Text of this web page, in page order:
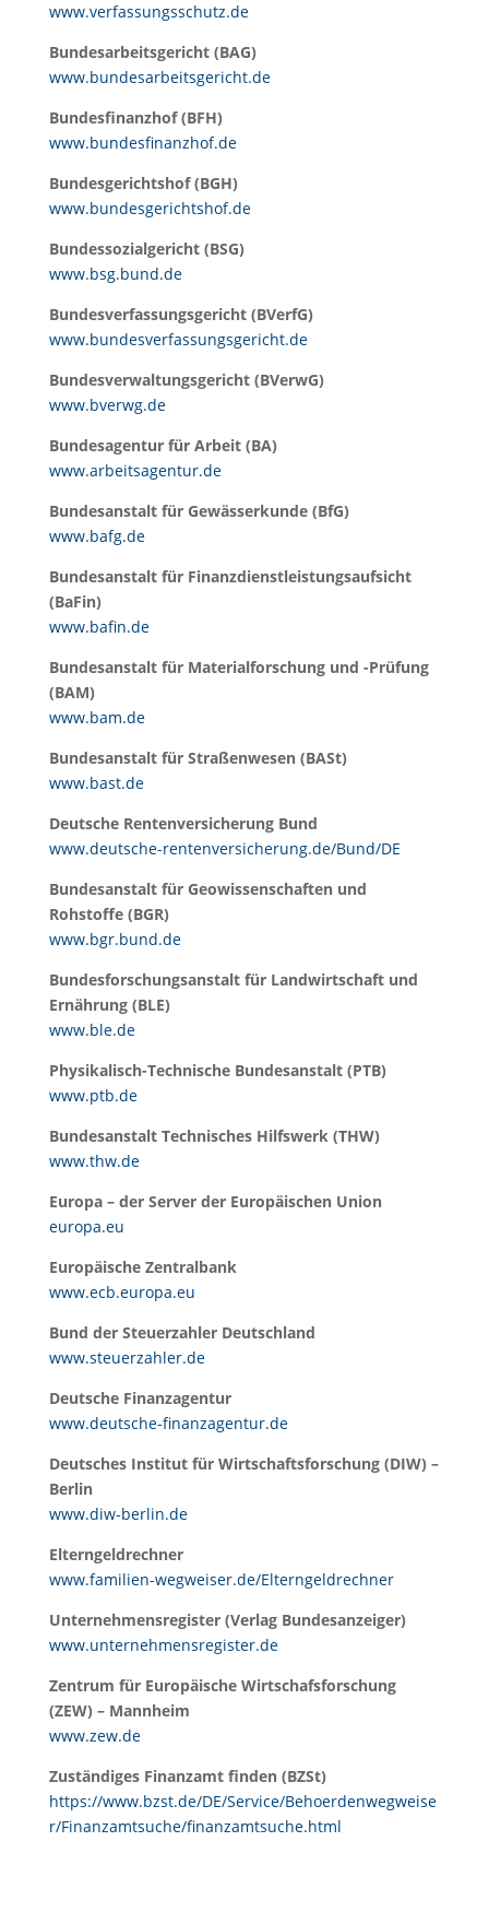
www.verfassungsschutz.de
Bundesarbeitsgericht (BAG)
www.bundesarbeitsgericht.de
Bundesfinanzhof (BFH)
www.bundesfinanzhof.de
Bundesgerichtshof (BGH)
www.bundesgerichtshof.de
Bundessozialgericht (BSG)
www.bsg.bund.de
Bundesverfassungsgericht (BVerfG)
www.bundesverfassungsgericht.de
Bundesverwaltungsgericht (BVerwG)
www.bverwg.de
Bundesagentur für Arbeit (BA)
www.arbeitsagentur.de
Bundesanstalt für Gewässerkunde (BfG)
www.bafg.de
Bundesanstalt für Finanzdienstleistungsaufsicht
(BaFin)
www.bafin.de
Bundesanstalt für Materialforschung und -Prüfung
(BAM)
www.bam.de
Bundesanstalt für Straßenwesen (BASt)
www.bast.de
Deutsche Rentenversicherung Bund
www.deutsche-rentenversicherung.de/Bund/DE
Bundesanstalt für Geowissenschaften und
Rohstoffe (BGR)
www.bgr.bund.de
Bundesforschungsanstalt für Landwirtschaft und
Ernährung (BLE)
www.ble.de
Physikalisch-Technische Bundesanstalt (PTB)
www.ptb.de
Bundesanstalt Technisches Hilfswerk (THW)
www.thw.de
Europa – der Server der Europäischen Union
europa.eu
Europäische Zentralbank
www.ecb.europa.eu
Bund der Steuerzahler Deutschland
www.steuerzahler.de
Deutsche Finanzagentur
www.deutsche-finanzagentur.de
Deutsches Institut für Wirtschaftsforschung (DIW) –
Berlin
www.diw-berlin.de
Elterngeldrechner
www.familien-wegweiser.de/Elterngeldrechner
Unternehmensregister (Verlag Bundesanzeiger)
www.unternehmensregister.de
Zentrum für Europäische Wirtschafsforschung
(ZEW) – Mannheim
www.zew.de
Zuständiges Finanzamt finden (BZSt)
https://www.bzst.de/DE/Service/Behoerdenwegweise
r/Finanzamtsuche/finanzamtsuche.html